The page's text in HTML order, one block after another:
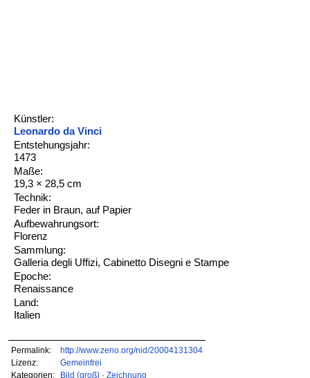
Künstler:
Leonardo da Vinci
Entstehungsjahr:
1473
Maße:
19,3 × 28,5 cm
Technik:
Feder in Braun, auf Papier
Aufbewahrungsort:
Florenz
Sammlung:
Galleria degli Uffizi, Cabinetto Disegni e Stampe
Epoche:
Renaissance
Land:
Italien
Permalink:
http://www.zeno.org/nid/20004131304
Lizenz:
Gemeinfrei
Kategorien:
Bild (groß)· Zeichnung